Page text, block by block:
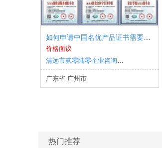
价格面议
清远市贰零陆零企业咨询有限公司
广东省-广州市
热门推荐